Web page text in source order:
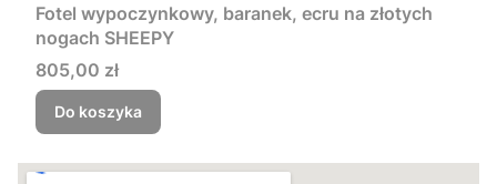
Fotel wypoczynkowy, baranek, ecru na złotych
nogach SHEEPY
Cena
805,00 zł
Do koszyka